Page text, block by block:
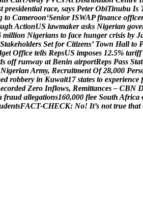
t presidential race, says Peter ObiTinubu Is
to Cameroon‘Senior ISWAP finance office
ugh ActionUS lawmaker asks Nigerian gove
million Nigerians to face hunger crisis by J
Stakeholders Set for Citizens’ Town Hall to
get Office tells RepsUS imposes 12.5% tariff
s off runway at Benin airportReps Pass Stat
Nigerian Army, Recruitment Of 28,000 Pers
ed robbery in Kuwait17 states to experience f
ecorded Zero Inflows, Remittances – CBN
fraud allegations160,000 flee South Africa
dentsFACT-CHECK: No! It’s not true that